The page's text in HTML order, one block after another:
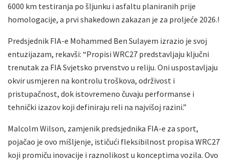
6000 km testiranja po šljunku i asfaltu planiranih prije
homologacije, a prvi shakedown zakazan je za proljeće 2026.!
Predsjednik FIA-e Mohammed Ben Sulayem izrazio je svoj
entuzijazam, rekavši: “Propisi WRC27 predstavljaju ključni
trenutak za FIA Svjetsko prvenstvo u reliju. Oni uspostavljaju
okvir usmjeren na kontrolu troškova, održivost i
pristupačnost, dok istovremeno čuvaju performanse i
tehnički izazov koji definiraju reli na najvišoj razini.”
Malcolm Wilson, zamjenik predsjednika FIA-e za sport,
pojačao je ovo mišljenje, ističući fleksibilnost propisa WRC27
koji promiču inovacije i raznolikost u konceptima vozila. Ovo